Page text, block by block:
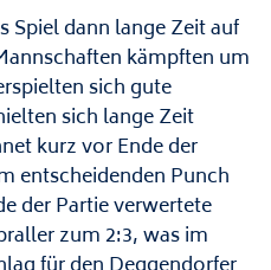
Spiel dann lange Zeit auf
kämpften um
sich gute
sich lange Zeit
kurz vor Ende der
entscheidenden Punch
der Partie verwertete
zum 2:3, was im